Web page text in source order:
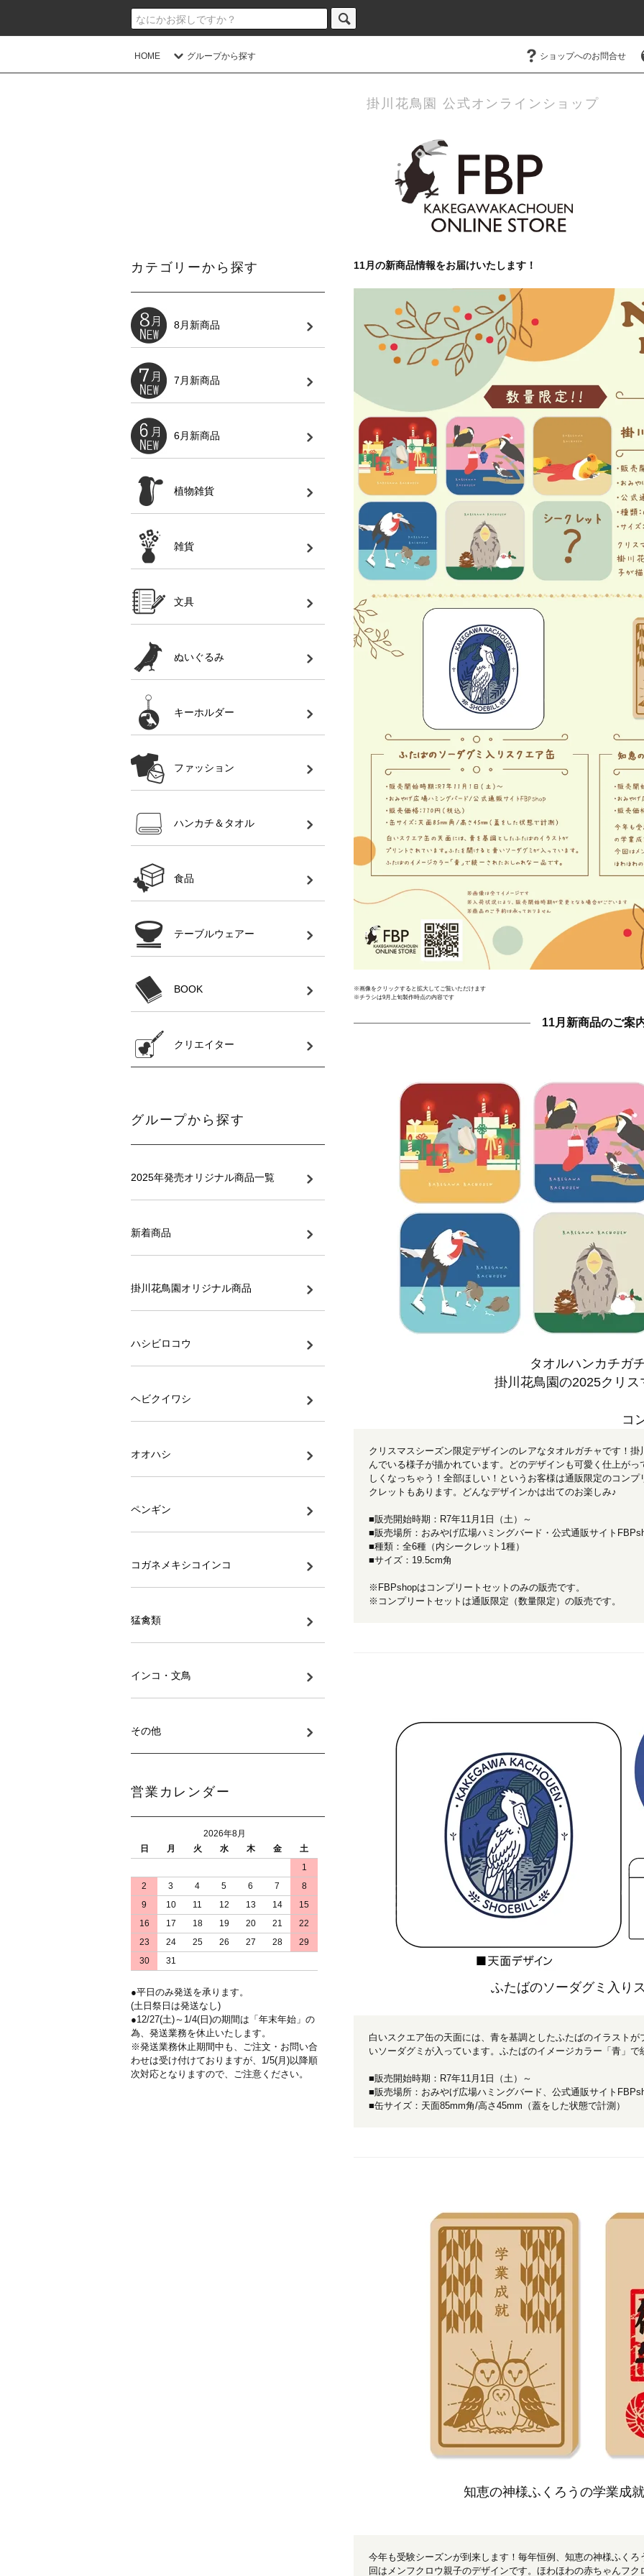
HOME グループから探す ショップへのお問合せ
掛川花鳥園 公式オンラインショップ
11月の新商品情報をお届けいたします！
※画像をクリックすると拡大してご覧いただけます
※チラシは9月上旬製作時点の内容です
11月新商品のご案
タオルハンカチガ
掛川花鳥園の2025クリス
コ
クリスマスシーズン限定デザインのレアなタオルガチャです！
んでいる様子が描かれています。どのデザインも可愛く仕上が
しくなっちゃう！全部ほしい！というお客様は通販限定のコン
クレットもあります。どんなデザインかは出てのお楽しみ♪
■販売開始時期：R7年11月1日（土）～
■販売場所：おみやげ広場ハミングバード・公式通販サイト
■種類：全6種（内シークレット1種）
■サイズ：19.5cm角
※FBPshopはコンプリートセットのみの販売です。
※コンプリートセットは通販限定（数量限定）の販売です。
ふたばのソーダグミ入り
白いスクエア缶の天面には、青を基調としたふたばのイラスト
いソーダグミが入っています。ふたばのイメージカラー「青」
■販売開始時期：R7年11月1日（土）～
■販売場所：おみやげ広場ハミングバード、公式通販サイト
■缶サイズ：天面85mm角/高さ45mm（蓋をした状態で計測）
知恵の神様ふくろうの学業成
今年も受験シーズンが到来します！毎年恒例、知恵の神様ふく
回はメンフクロウ親子のデザインです。ほわほわの赤ちゃんフ
カテゴリーから探す
8月新商品
7月新商品
6月新商品
植物雑貨
雑貨
文具
ぬいぐるみ
キーホルダー
ファッション
ハンカチ＆タオル
食品
テーブルウェアー
BOOK
クリエイター
グループから探す
2025年発売オリジナル商品一覧
新着商品
掛川花鳥園オリジナル商品
ハシビロコウ
ヘビクイワシ
オオハシ
ペンギン
コガネメキシコインコ
猛禽類
インコ・文鳥
その他
営業カレンダー
2026年8月
日
月 火 水 木 金
土
1
2
3 4 5 6 7
8
9
10 11 12 13 14
15
16
17 18 19 20 21
22
23
24 25 26 27 28
29
30
31
●平日のみ発送を承ります。
(土日祭日は発送なし)
●12/27(土)～1/4(日)の期間は「年末年始」の
為、発送業務を休止いたします。
※発送業務休止期間中も、ご注文・お問い合
わせは受け付けておりますが、1/5(月)以降順
次対応となりますので、ご注意ください。